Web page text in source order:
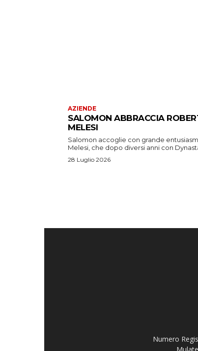
AZIENDE
SALOMON ABBRACCIA
MELESI
Salomon accoglie con grande
Melesi, che dopo diversi anni con
28 Luglio 2026
Numero